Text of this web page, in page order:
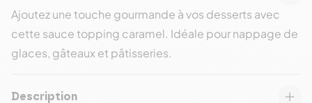
Ajoutez une touche gourmande à vos desserts avec
cette sauce topping caramel. Idéale pour nappage de
glaces, gâteaux et pâtisseries.
Description